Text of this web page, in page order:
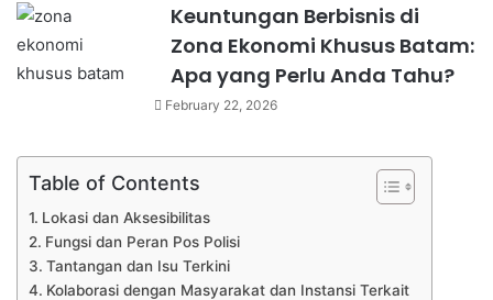
Keuntungan Berbisnis di
Zona Ekonomi Khusus Batam:
Apa yang Perlu Anda Tahu?
February 22, 2026
Table of Contents
Lokasi dan Aksesibilitas
Fungsi dan Peran Pos Polisi
Tantangan dan Isu Terkini
Kolaborasi dengan Masyarakat dan Instansi Terkait